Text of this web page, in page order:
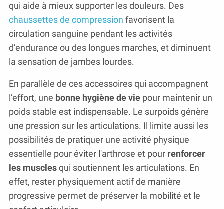
qui aide à mieux supporter les douleurs. Des
chaussettes de compression favorisent la
circulation sanguine pendant les activités
d’endurance ou des longues marches, et diminuent
la sensation de jambes lourdes.
En parallèle de ces accessoires qui accompagnent
l’effort, une bonne hygiène de vie pour maintenir un
poids stable est indispensable. Le surpoids génère
une pression sur les articulations. Il limite aussi les
possibilités de pratiquer une activité physique
essentielle pour éviter l'arthrose et pour renforcer
les musclesqui soutiennent les articulations. En
effet, rester physiquement actif de manière
progressive permet de préserver la mobilité et le